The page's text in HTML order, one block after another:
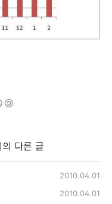
다른 글
2010.04.01
2010.04.01